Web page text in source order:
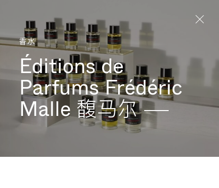
香水
Éditions de
Parfums Frédéric
Malle馥马尔